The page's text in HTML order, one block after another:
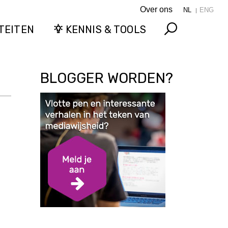
Over ons NL ENG
KENNIS & TOOLS
BLOGGER WORDEN?